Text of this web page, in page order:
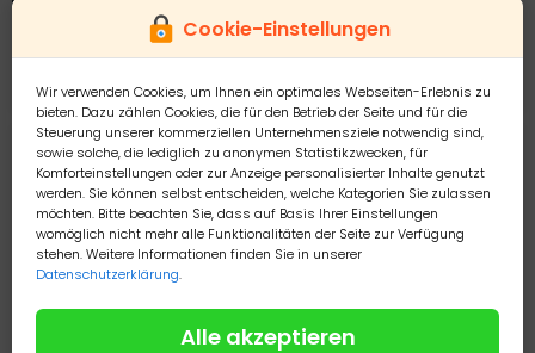
Cookie-Einstellungen
Wir verwenden Cookies, um Ihnen ein optimales Webseiten-Erlebnis zu
bieten. Dazu zählen Cookies, die für den Betrieb der Seite und für die
Steuerung unserer kommerziellen Unternehmensziele notwendig sind,
sowie solche, die lediglich zu anonymen Statistikzwecken, für
Komforteinstellungen oder zur Anzeige personalisierter Inhalte genutzt
werden. Sie können selbst entscheiden, welche Kategorien Sie zulassen
möchten. Bitte beachten Sie, dass auf Basis Ihrer Einstellungen
womöglich nicht mehr alle Funktionalitäten der Seite zur Verfügung
stehen. Weitere Informationen finden Sie in unserer
Datenschutzerklärung.
Alle akzeptieren
Meerwasserbecken komplett mit Technik & Besatz“ Paletten Doktor Fisch
Medaka Yellow Aurora Lame Eier Reisfische Miniteich Oryzias Latipes Medaka Red King Eier Miniteich Aquariumfische Reisfische Oryzias Latipes
Georgsmarienhütte